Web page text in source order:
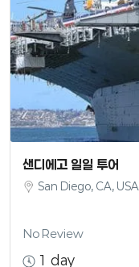
샌디에고 일일 투어
San Diego, CA, USA
No Review
1 day